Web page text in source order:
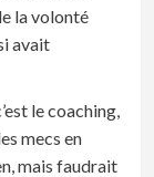
la volonté
avait
le coaching,
mecs en
mais faudrait